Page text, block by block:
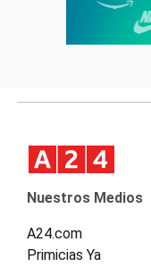
Nuestros Medios
A24.com
Primicias Ya